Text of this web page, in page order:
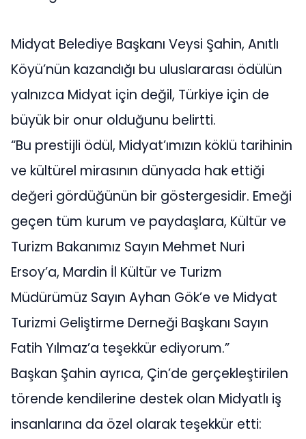
Midyat Belediye Başkanı Veysi Şahin, Anıtlı
Köyü’nün kazandığı bu uluslararası ödülün
yalnızca Midyat için değil, Türkiye için de
büyük bir onur olduğunu belirtti.
“Bu prestijli ödül, Midyat’ımızın köklü tarihinin
ve kültürel mirasının dünyada hak ettiği
değeri gördüğünün bir göstergesidir. Emeği
geçen tüm kurum ve paydaşlara, Kültür ve
Turizm Bakanımız Sayın Mehmet Nuri
Ersoy’a, Mardin İl Kültür ve Turizm
Müdürümüz Sayın Ayhan Gök’e ve Midyat
Turizmi Geliştirme Derneği Başkanı Sayın
Fatih Yılmaz’a teşekkür ediyorum.”
Başkan Şahin ayrıca, Çin’de gerçekleştirilen
törende kendilerine destek olan Midyatlı iş
insanlarına da özel olarak teşekkür etti: